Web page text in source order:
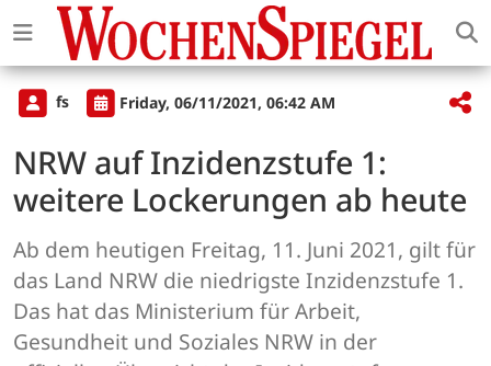
fs Friday, 06/11/2021, 06:42 AM
NRW auf Inzidenzstufe 1:
weitere Lockerungen ab heute
Ab dem heutigen Freitag, 11. Juni 2021, gilt für
das Land NRW die niedrigste Inzidenzstufe 1.
Das hat das Ministerium für Arbeit,
Gesundheit und Soziales NRW in der